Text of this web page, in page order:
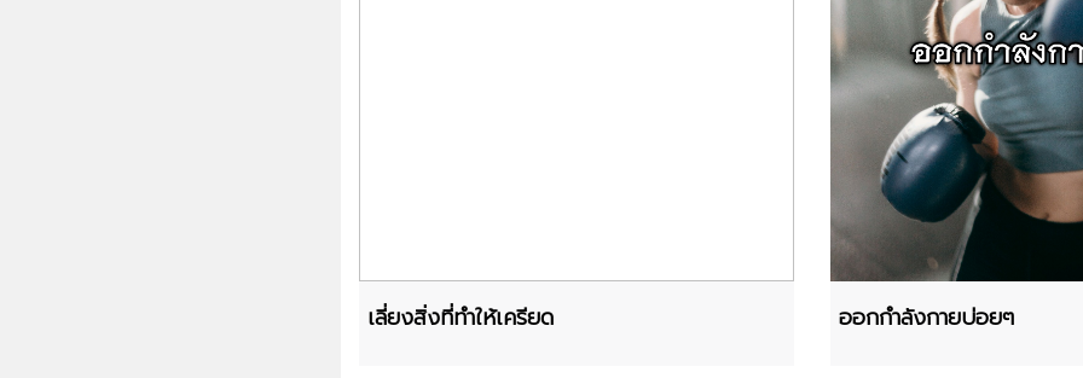
เลี่ยงสิ่งที่ทำให้เครียด ออกกำลังกายบ่อยๆ